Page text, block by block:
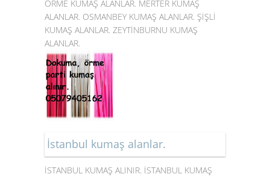
ÖRME KUMAŞ ALANLAR. MERTER KUMAŞ
ALANLAR. OSMANBEY KUMAŞ ALANLAR. ŞİŞLİ
KUMAŞ ALANLAR. ZEYTİNBURNU KUMAŞ
ALANLAR.
İstanbul kumaş alanlar.
İSTANBUL KUMAŞ ALINIR. İSTANBUL KUMAŞ